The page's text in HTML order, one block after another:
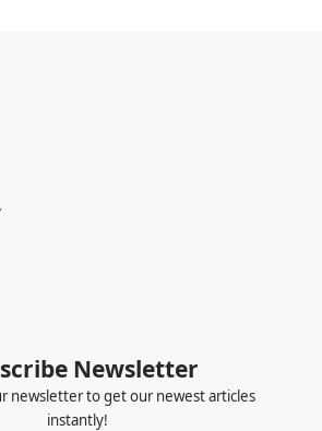
Newsletter
newsletter to get our newest articles
instantly!